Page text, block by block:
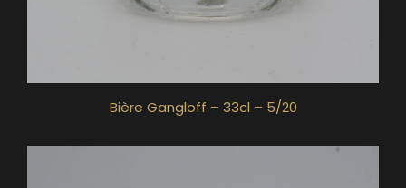
Bière Gangloff – 33cl – 5/20